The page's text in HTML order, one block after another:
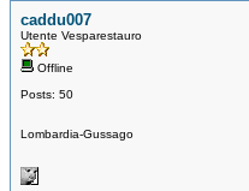
caddu007
Utente Vesparestauro
Offline
Posts: 50
Lombardia-Gussago